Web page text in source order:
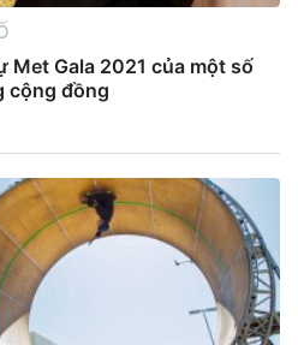
Met Gala 2021 của một số
cộng đồng